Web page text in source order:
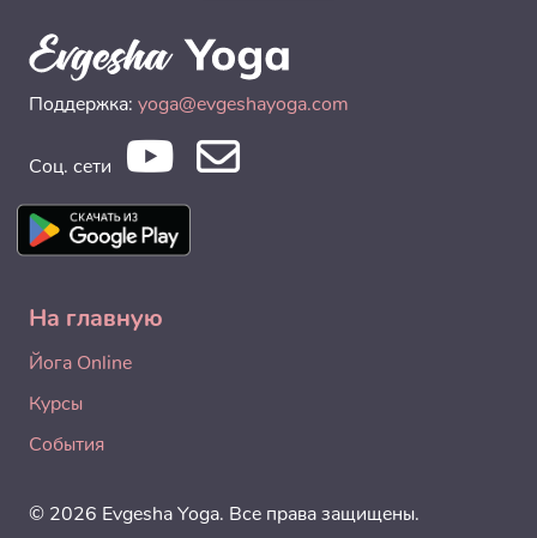
Поддержка: yoga@evgeshayoga.com
Соц. сети
На главную
Йога Online
Курсы
События
© 2026 Evgesha Yoga. Все права защищены.